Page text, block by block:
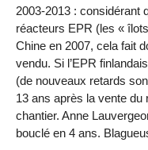
2003-2013 : considérant
réacteurs EPR (les «
Chine en 2007, cela fait
vendu. Si l’EPR
(de nouveaux retards
13 ans après la vente du
chantier. Anne
bouclé en 4 ans.